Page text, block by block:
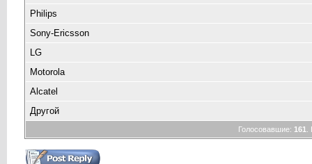
Philips
Sony-Ericsson
LG
Motorola
Alcatel
Другой
Голосовавшие: 161